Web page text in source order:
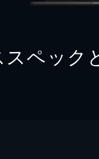
ペック